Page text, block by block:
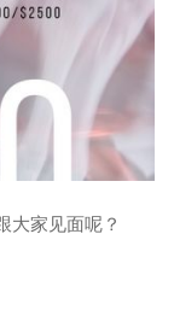
大家见面呢？